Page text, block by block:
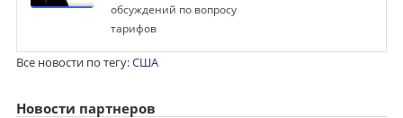
обсуждений по вопросу
тарифов
Все новости по тегу:США
Новости партнеров